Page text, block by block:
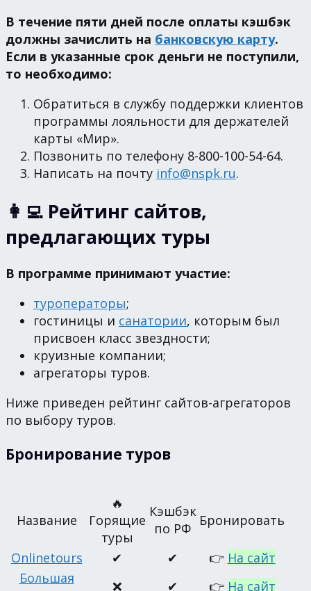
В течение пяти дней после оплаты кэшбэк
должны зачислить на банковскую карту.
Если в указанные срок деньги не поступили,
то необходимо:
Обратиться в службу поддержки клиентов
программы лояльности для держателей
карты «Мир».
Позвонить по телефону 8-800-100-54-64.
Написать на почту info@nspk.ru.
👩‍💻 Рейтинг сайтов,
предлагающих туры
В программе принимают участие:
туроператоры;
гостиницы и санатории, которым был
присвоен класс звездности;
круизные компании;
агрегаторы туров.
Ниже приведен рейтинг сайтов-агрегаторов
по выбору туров.
Бронирование туров
Название
🔥
Горящие
туры
Кэшбэк
по РФ Бронировать
Onlinetours ✔ ✔ 👉 На сайт
Большая
❌ ✔ 👉 На сайт